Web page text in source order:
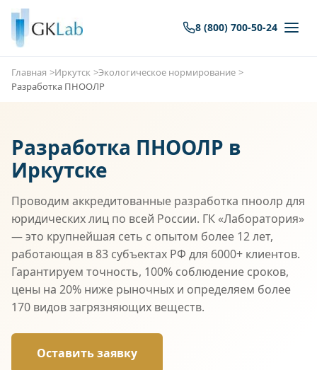
8 (800) 700-50-24
Главная Иркутск
Экологическое нормирование
Разработка ПНООЛР
Разработка ПНООЛР в
Иркутске
Проводим аккредитованные разработка пноолр для
юридических лиц по всей России. ГК «Лаборатория»
— это крупнейшая сеть с опытом более 12 лет,
работающая в 83 субъектах РФ для 6000+ клиентов.
Гарантируем точность, 100% соблюдение сроков,
цены на 20% ниже рыночных и определяем более
170 видов загрязняющих веществ.
Оставить заявку